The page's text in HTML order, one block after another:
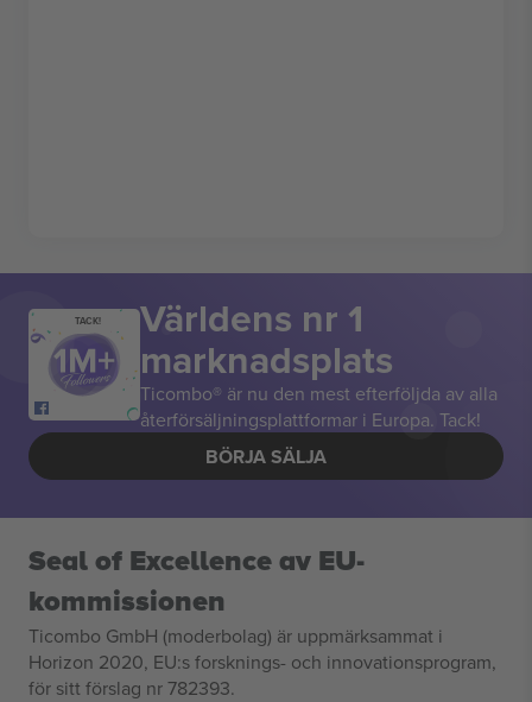
TACK! Världens nr 1
marknadsplats
Ticombo® är nu den mest efterföljda av alla
återförsäljningsplattformar i Europa. Tack!
BÖRJA SÄLJA
Seal of Excellence av EU-
kommissionen
Ticombo GmbH (moderbolag) är uppmärksammat i
Horizon 2020, EU:s forsknings- och innovationsprogram,
för sitt förslag nr 782393.